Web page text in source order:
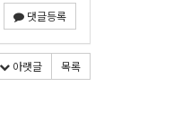
댓글등록
아랫글 목록